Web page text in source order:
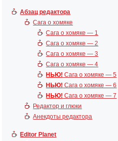
Абзац редактора
Сага о хомяке
Сага о хомяке — 1
Сага о хомяке — 2
Сага о хомяке — 3
Сага о хомяке — 4
НЬЮ! Сага о хомяке — 5
НЬЮ! Сага о хомяке — 6
НЬЮ! Сага о хомяке — 7
Редактор и глюки
Анекдоты редактора
Editor Planet